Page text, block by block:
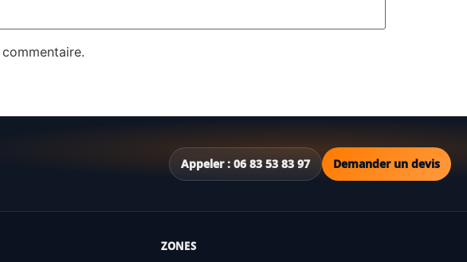
Appeler : 06 83 53 83 97 Demander un devis
ZONES